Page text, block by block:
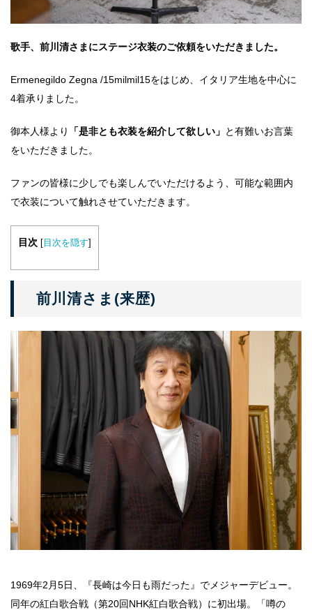
歌手、前川清さまにステージ衣装のご依頼をいただきました。
Ermenegildo Zegna /15milmil15をはじめ、イタリア生地を中心に
4着承りました。
御本人様より 「是非とも衣装を紹介して欲しい」 と有難いお言葉
をいただきました。
ファンの皆様に少しでも楽しんでいただけるよう、可能な範囲内
で衣装について触れさせていただきます。
目次 [目次を隠す]
前川清さま(来歴)
1969年2月5日、『長崎は今日も雨だった』でメジャーデビュー。
同年の紅白歌合戦（第20回NHK紅白歌合戦）に初出場。「噂の